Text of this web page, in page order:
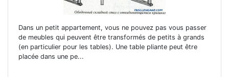
Dans un petit appartement, vous ne pouvez pas vous passer
de meubles qui peuvent être transformés de petits à grands
(en particulier pour les tables). Une table pliante peut être
placée dans une pe...